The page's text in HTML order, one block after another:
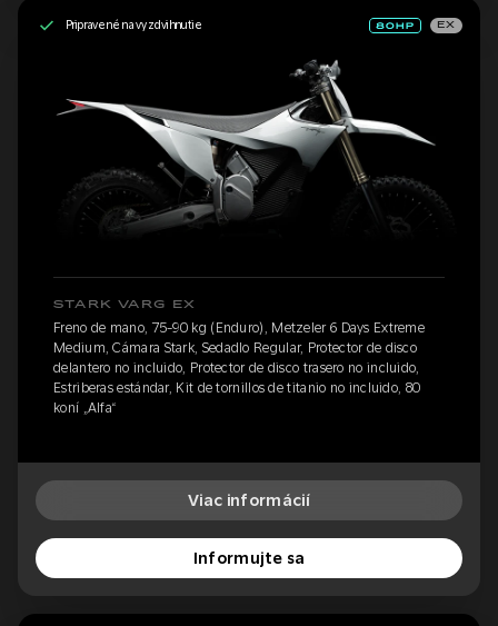
Pripravené na vyzdvihnutie EX
STARK VARG EX
Freno de mano, 75-90 kg (Enduro), Metzeler 6 Days Extreme
Medium, Cámara Stark, Sedadlo Regular, Protector de disco
delantero no incluido, Protector de disco trasero no incluido,
Estriberas estándar, Kit de tornillos de titanio no incluido, 80
koní „Alfa“
Viac informácií
Informujte sa